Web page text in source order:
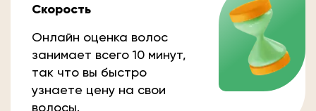
Скорость
Онлайн оценка волос
занимает всего 10 минут,
так что вы быстро
узнаете цену на свои
волосы.